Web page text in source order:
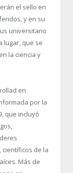
el sello en
y en su
universitario
lugar, que se
la ciencia y
en
por la
que incluyó
de la
Más de